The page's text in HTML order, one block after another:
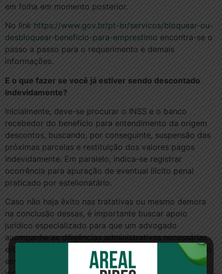
em folha em momento posterior.
No link https://www.gov.br/pt-br/servicos/bloquear-ou-
desbloquear-beneficio-para-emprestimo encontra-se o
passo a passo para o requerimento e demais
informações.
E o que fazer se você já estiver sendo descontado
indevidamente?
Inicialmente, deve-se procurar o INSS e o banco
recebedor do benefício para entendimento da origem
descontos, buscando, por conseguinte, suspensão das
próximas parcelas e restituição dos valores pagos
indevidamente. Em paralelo, indica-se registrar
ocorrência para apuração de eventual ilícito penal
praticado por estelionatário.
Caso não haja êxito nas tratativas ou mesmo demora
na conclusão dessas, é importante buscar apoio
jurídico especializado para que um advogado
acompanhe as diligências administrativas necessárias
e/ou proponha ação judicial com pedido de restituição
em dobro dos valores indevidamente descontados e